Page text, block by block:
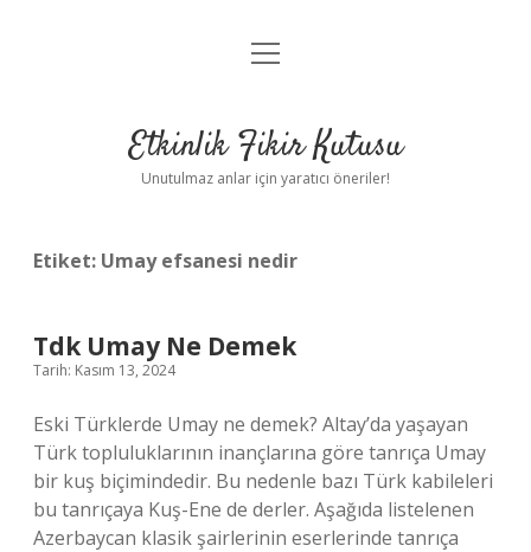
Anasayfa
Yasal Uyarı
menüyü
Etkinlik Fikir Kutusu
Unutulmaz anlar için yaratıcı öneriler!
Etiket: Umay efsanesi nedir
Tdk Umay Ne Demek
Tarih: Kasım 13, 2024
Eski Türklerde Umay ne demek? Altay’da yaşayan
Türk topluluklarının inançlarına göre tanrıça Umay
bir kuş biçimindedir. Bu nedenle bazı Türk kabileleri
bu tanrıçaya Kuş-Ene de derler. Aşağıda listelenen
Azerbaycan klasik şairlerinin eserlerinde tanrıça